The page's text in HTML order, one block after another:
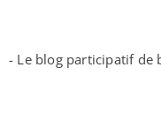
- Le blog participatif de